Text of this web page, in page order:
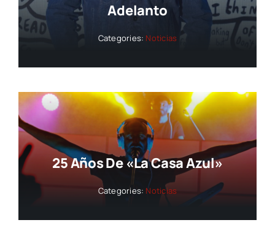
Adelanto
Categories: Noticias
25 Años De «La Casa Azul»
Categories: Noticias